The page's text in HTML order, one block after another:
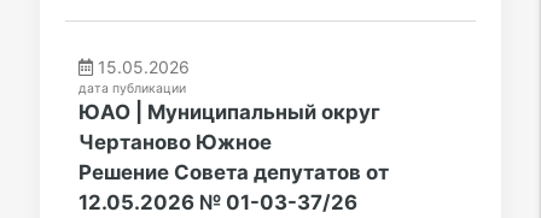
15.05.2026
дата публикации
ЮАО | Муниципальный округ
Чертаново Южное
Решение Совета депутатов от
12.05.2026 № 01-03-37/26